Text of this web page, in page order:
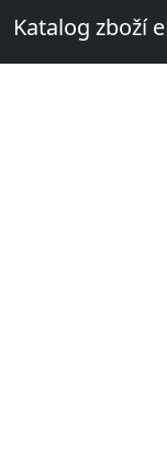
Katalog zboží